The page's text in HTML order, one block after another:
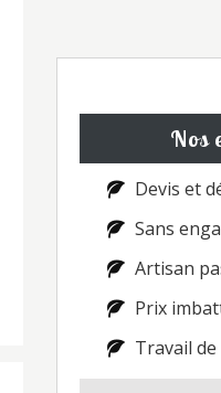
Nos
Devis et
Sans
Artisan
Prix
Travail